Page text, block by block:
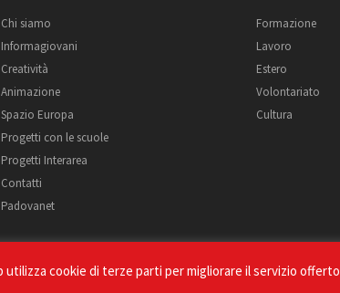
Chi siamo
Informagiovani
Creatività
Animazione
Spazio Europa
Progetti con le scuole
Progetti Interarea
Contatti
Padovanet
Formazione
Lavoro
Estero
Volontariato
Cultura
cookie di terze parti per migliorare il servizio offerto